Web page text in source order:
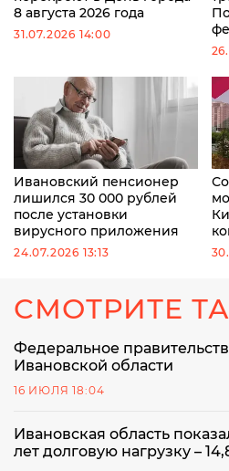
8 августа 2026 года
31.07.2026 14:00
Ивановский пенсионер
лишился 30 000 рублей
после установки
вирусного приложения
24.07.2026 13:13
СМОТРИТЕ
Федеральное
Ивановской области
16 ИЮЛЯ 18:04
Ивановская область
лет долговую нагрузку –